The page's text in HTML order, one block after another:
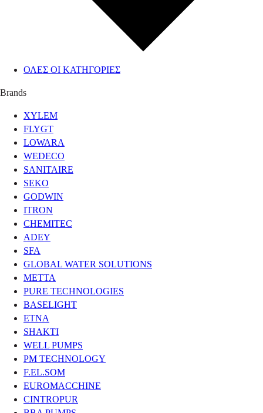
ΟΛΕΣ ΟΙ ΚΑΤΗΓΟΡΙΕΣ
Brands
XYLEM
FLYGT
LOWARA
WEDECO
SANITAIRE
SEKO
GODWIN
ITRON
CHEMITEC
ADEY
SFA
GLOBAL WATER SOLUTIONS
METTA
PURE TECHNOLOGIES
BASELIGHT
ETNA
SHAKTI
WELL PUMPS
PM TECHNOLOGY
F.EL.SOM
EUROMACCHINE
CINTROPUR